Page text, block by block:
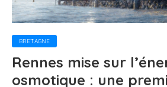
BRETAGNE
Rennes mise sur
osmotique : une